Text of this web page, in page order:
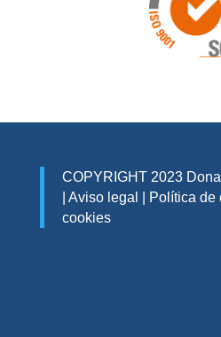
COPYRIGHT 2023
Aviso legal Política de
cookies